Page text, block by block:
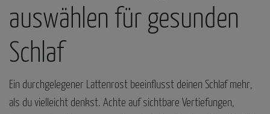
auswählen für gesunden
Schlaf
Ein durchgelegener Lattenrost beeinflusst deinen Schlaf mehr,
als du vielleicht denkst. Achte auf sichtbare Vertiefungen,